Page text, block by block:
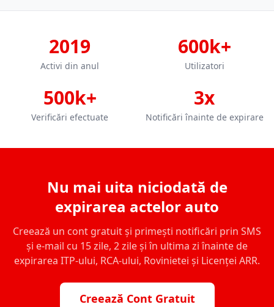
2019
Activi din anul
600k+
Utilizatori
500k+
Verificări efectuate
3x
Notificări înainte de expirare
Nu mai uita niciodată de
expirarea actelor auto
Creează un cont gratuit și primești notificări prin SMS
și e-mail cu 15 zile, 2 zile și în ultima zi înainte de
expirarea ITP-ului, RCA-ului, Rovinietei și Licenței ARR.
Creează Cont Gratuit